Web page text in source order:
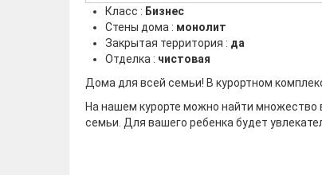
Класс : Бизнес
Стены дома : монолит
Закрытая территория : да
Отделка : чистовая
Дома для всей семьи! В курортном
На нашем курорте можно найти множество
семьи. Для вашего ребенка будет